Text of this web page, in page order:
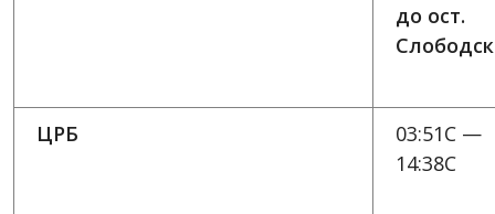
до ост.
ЦРБ
03:51C —
14:38C